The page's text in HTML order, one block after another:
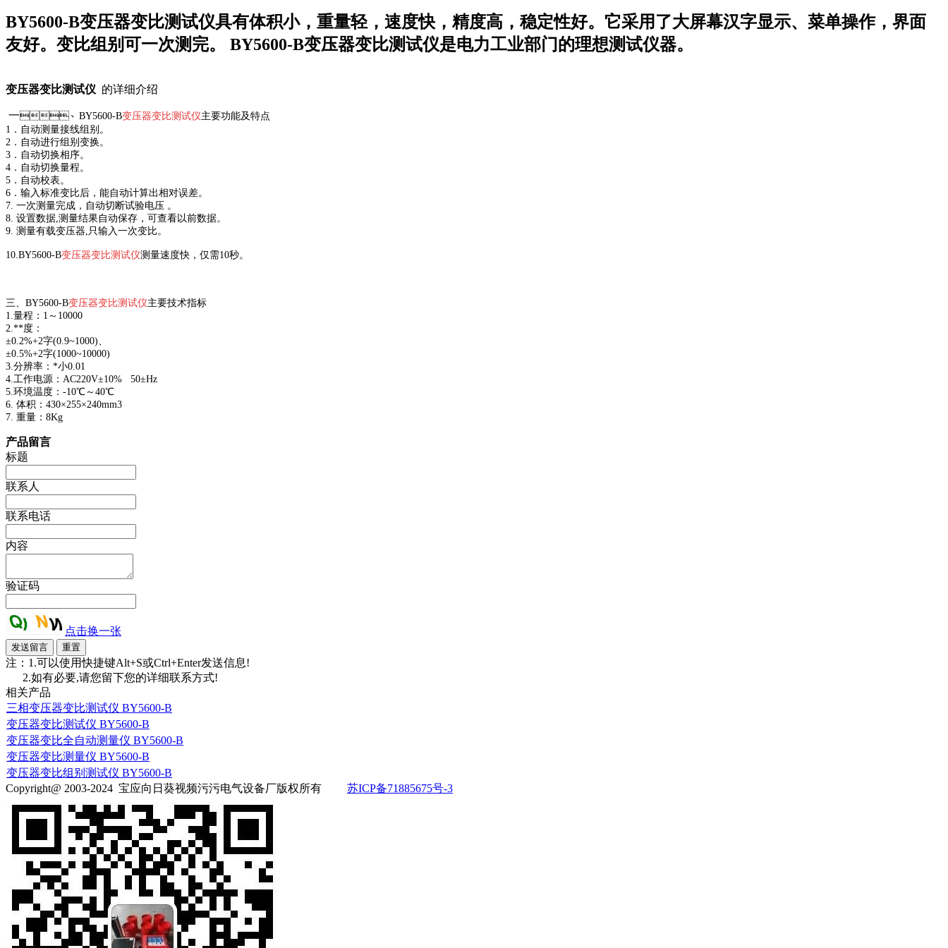
BY5600-B变压器变比测试仪具有体积小，重量轻，速度快，精度高，稳定性好。它采用了大屏幕汉字显示、菜单操作，界面
友好。变比组别可一次测完。 BY5600-B变压器变比测试仪是电力工业部门的理想测试仪器。
变压器变比测试仪 的详细介绍
一、 BY5600-B变压器变比测试仪主要功能及特点
1．自动测量接线组别。
2．自动进行组别变换。
3．自动切换相序。
4．自动切换量程。
5．自动校表。
6．输入标准变比后，能自动计算出相对误差。
7. 一次测量完成，自动切断试验电压 。
8. 设置数据,测量结果自动保存，可查看以前数据。
9. 测量有载变压器,只输入一次变比。
10.BY5600-B变压器变比测试仪测量速度快，仅需10秒。
三、 BY5600-B变压器变比测试仪主要技术指标
1.量程：1～10000
2.**度：
±0.2%+2字(0.9~1000)、
±0.5%+2字(1000~10000)
3.分辨率：*小0.01
4.工作电源：AC220V±10% 50±Hz
5.环境温度：-10℃～40℃
6. 体积：430×255×240mm3
7. 重量：8Kg
产品留言
标题
联系人
联系电话
内容
验证码
点击换一张
注：1.可以使用快捷键Alt+S或Ctrl+Enter发送信息!
2.如有必要,请您留下您的详细联系方式!
相关产品
三相变压器变比测试仪 BY5600-B
变压器变比测试仪 BY5600-B
变压器变比全自动测量仪 BY5600-B
变压器变比测量仪 BY5600-B
变压器变比组别测试仪 BY5600-B
Copyright@ 2003-2024 宝应向日葵视频污污电气设备厂版权所有 苏ICP备71885675号-3